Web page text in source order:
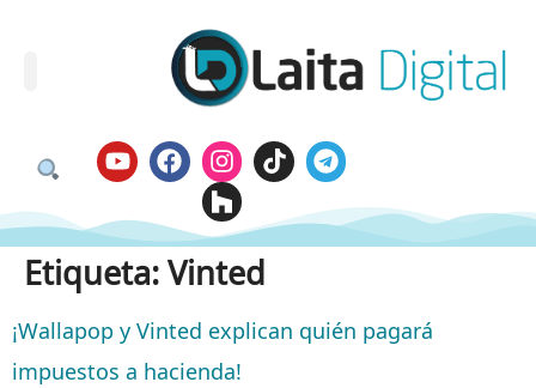
Etiqueta:Vinted
¡Wallapop y Vinted explican quién pagará
impuestos a hacienda!